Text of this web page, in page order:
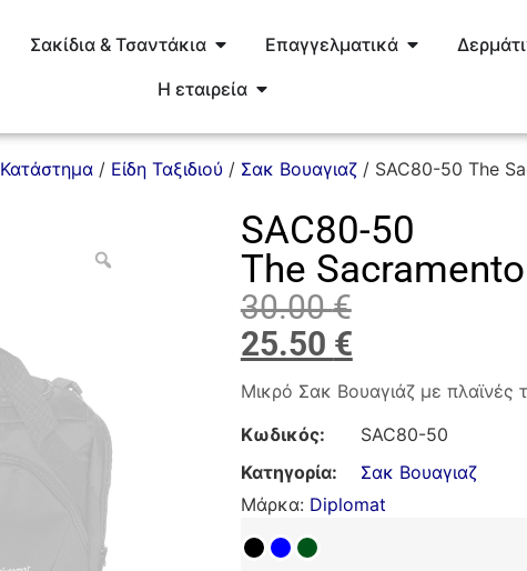
Σακίδια & Τσαντάκια Επαγγελματικά
Η εταιρεία
Κατάστημα/ Είδη Ταξιδιού / Σακ Βουαγιαζ/ SAC80-50 The
SAC80-50
The
30.00€
25.50 €
Μικρό Σακ Βουαγιάζ με πλαϊνές
Κωδικός:
SAC80-50
Κατηγορία:
Σακ Βουαγιαζ
Μάρκα: Diplomat